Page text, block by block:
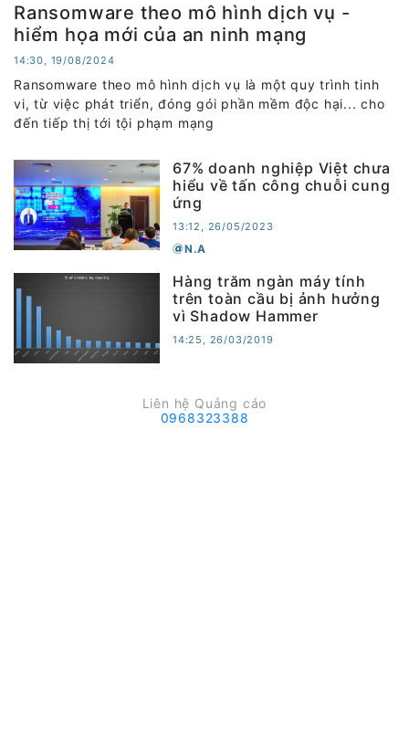
Ransomware theo mô hình dịch vụ -
hiểm họa mới của an ninh mạng
14:30, 19/08/2024
Ransomware theo mô hình dịch vụ là một quy trình tinh
vi, từ việc phát triển, đóng gói phần mềm độc hại... cho
đến tiếp thị tới tội phạm mạng
67% doanh nghiệp Việt chưa
hiểu về tấn công chuỗi cung
ứng
13:12, 26/05/2023
N.A
Hàng trăm ngàn máy tính
trên toàn cầu bị ảnh hưởng
vì Shadow Hammer
14:25, 26/03/2019
Liên hệ Quảng cáo
0968323388